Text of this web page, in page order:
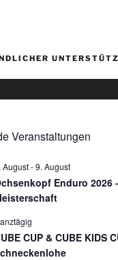
Veranstaltungen
August-9. August
Enduro 2026
CUP & CUBE KIDS